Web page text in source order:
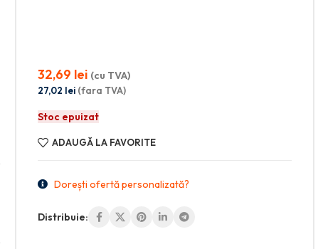
32,69 lei (cu TVA)
27,02 lei (fara TVA)
Stoc epuizat
ADAUGĂ LA FAVORITE
Dorești ofertă personalizată?
Distribuie: